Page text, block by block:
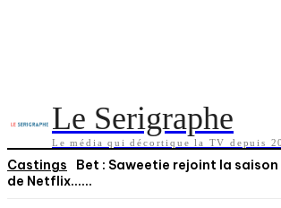
Le Serigraphe
Le média qui décortique la TV depuis
Castings
Bet : Saweetie rejoint la saison
de Netflix…...